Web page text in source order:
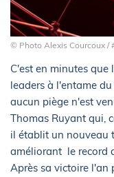
© Photo Alexis Courcoux /
C'est en minutes que
leaders à l'entame
aucun piège n'est
Thomas Ruyant qui,
il établit un nouveau
améliorant le record
Après sa victoire l'an